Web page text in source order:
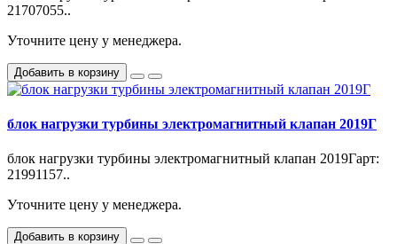
21707055..
Уточните цену у менеджера.
Добавить в корзину
блок нагрузки турбины электромагнитный клапан 2019Г
блок нагрузки турбины электромагнитный клапан 2019Гарт:
21991157..
Уточните цену у менеджера.
Добавить в корзину